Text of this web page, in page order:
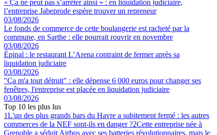
« Ça ne peut pas s’arrêter ainsi » : en liquidation judiciaire,
l’entreprise Jabeprode espère trouver un repreneur
03/08/2026
Le fonds de commerce de cette boulangerie est racheté par la
commune, en Sarthe : elle pourrait rouvrir en novembre
03/08/2026
Épinal : le restaurant L’Arena contraint de fermer après sa
liquidation judiciaire
03/08/2026
"Ça m'a tout détruit" : elle dépense 6 000 euros pour changer ses
fenêtres, l'entreprise est placée en liquidation judiciaire
03/08/2026
Top 10 les plus lus
1L'un des plus grands bars du Havre a subitement fermé : les autres
commerces de la NEF sont-ils en danger ?2Cette entreprise née à
Grenoble a séduit Airbus avec ses batteries révolutionnaires, mais le